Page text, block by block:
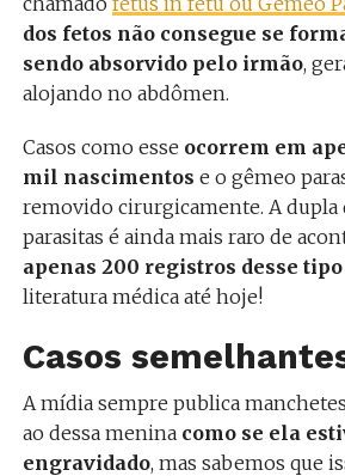
dos fetos não consegue se
sendo absorvido pelo irmão,
alojando no abdômen.
Casos como esse ocorrem em
mil nascimentos e o gêmeo
removido cirurgicamente. A dupla
parasitas é ainda mais raro de
apenas 200 registros desse tipo
literatura médica até hoje!
Casos
A mídia sempre publica
ao dessa menina como se ela
engravidado, mas sabemos que